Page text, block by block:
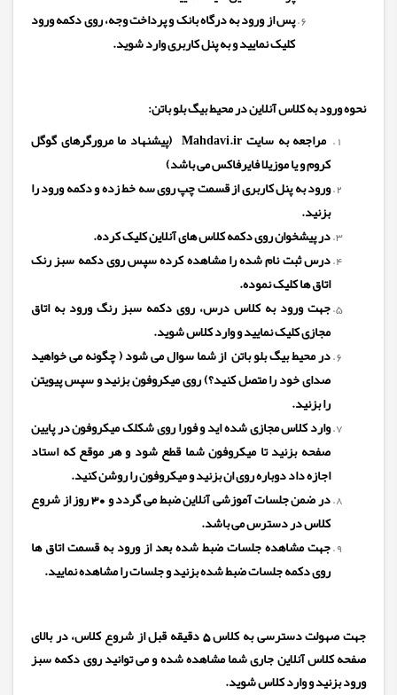
پس از ورود به درگاه بانک و پرداخت وجه، روی دکمه ورود
کلیک نمایید و به پنل کاربری وارد شوید.
نحوه ورود به کلاس آنلاین در محیط بیگ بلو باتن:
مراجعهبه سایتMahdavi.ir(پیشنهاد ما مرورگرهای گوگل
کروم و یا موزیلا فایرفاکس می باشد)
ورود به پنل کاربری از قسمت چپ روی سه خط زده و دکمه ورود را
بزنید.
در پیشخوان روی دکمه کلاس های آنلاین کلیک کرده.
درس ثبت نام شده را مشاهده کرده سپس روی دکمه سبز رنک
اتاق ها کلیک نموده.
جهت ورود به کلاس درس، روی دکمه سبز رنگ ورود به اتاق
مجازی کلیک نمایید و وارد کلاس شوید.
در محیط بیگ بلو باتن از شما سوال می شود ( چگونه می خواهید
صدای خود را متصل کنید؟) روی میکروفون بزنید و سپس پیویتن
را بزنید.
وارد کلاس مجازی شده اید و فورا روی شکلک میکروفون در پایین
صفحه بزنید تا میکروفون شما قطع شود و هر موقع که استاد
اجازه داد دوباره روی ان بزنید و میکروفون را روشن کنید.
در ضمن جلسات آموزشی آنلاین ضبط می گردد و 30 روز از شروع
کلاس در دسترس می باشد.
جهت مشاهده جلسات ضبط شده بعد از ورود به قسمت اتاق ها
روی دکمه جلسات ضبط شده بزنید و جلسات را مشاهده نمایید.
جهت صهولت دسترسی به کلاس 5 دقیقه قبل از شروع کلاس، در بالای
صفحه کلاس آنلاین جاری شما مشاهده شده و می توانید روی دکمه سبز
ورود بزنید و وارد کلاس شوید.